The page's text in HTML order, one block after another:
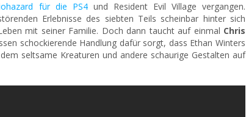
für die PS4 und Resident Evil Village vergangen.
Erlebnisse des siebten Teils scheinbar hinter sich
mit seiner Familie. Doch dann taucht auf einmal Chris
schockierende Handlung dafür sorgt, dass Ethan Winters
seltsame Kreaturen und andere schaurige Gestalten auf